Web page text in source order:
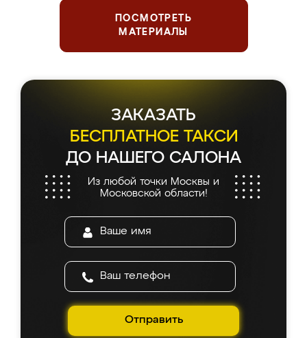
ПОСМОТРЕТЬ
МАТЕРИАЛЫ
ЗАКАЗАТЬ
БЕСПЛАТНОЕ ТАКСИ
ДО НАШЕГО САЛОНА
Из любой точки Москвы и
Московской области!
Отправить